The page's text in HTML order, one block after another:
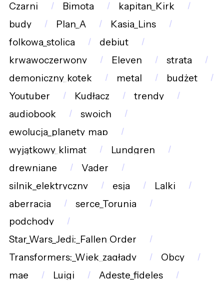
Czarni
Bimota
kapitan_Kirk
budy
Plan_A
Kasia_Lins
folkowa_stolica
debiut
krwawoczerwony
Eleven
strata
demoniczny_kotek
metal
budżet
Youtuber
Kudłacz
trendy
audiobook
swoich
ewolucja_planety_map
wyjątkowy_klimat
Lundgren
drewniane
Vader
silnik_elektryczny
esja
Lalki
aberracja
serce_Torunia
podchody
Star_Wars_Jedi:_Fallen_Order
Transformers:_Wiek_zagłady
Obcy
mae
Luigi
Adeste_fideles